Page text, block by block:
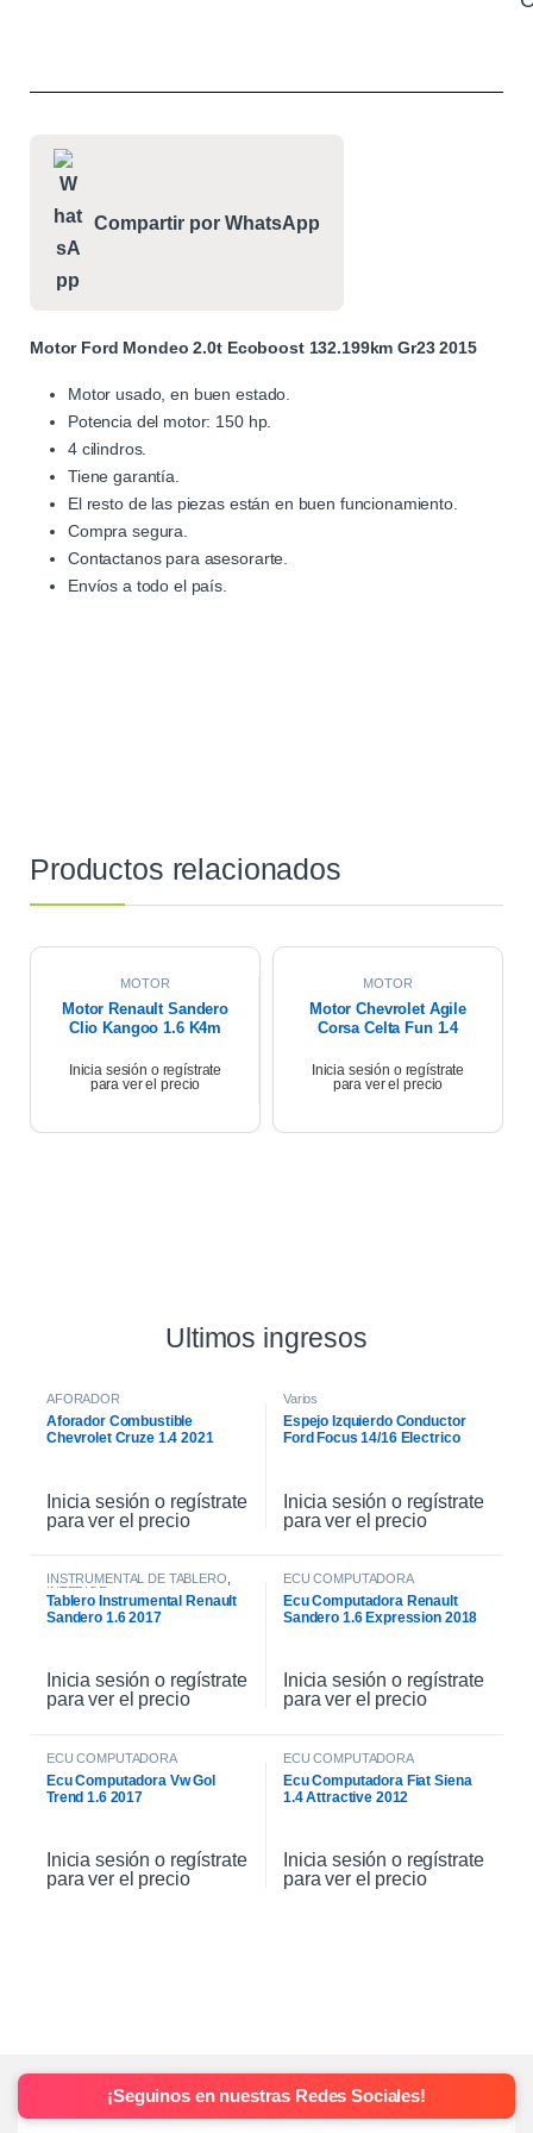
Compartir por WhatsApp
Motor Ford Mondeo 2.0t Ecoboost 132.199km Gr23 2015
Motor usado, en buen estado.
Potencia del motor: 150 hp.
4 cilindros.
Tiene garantía.
El resto de las piezas están en buen funcionamiento.
Compra segura.
Contactanos para asesorarte.
Envíos a todo el país.
Productos relacionados
MOTOR
Motor Renault Sandero
Clio Kangoo 1.6 K4m
Inicia sesión o regístrate
para ver el precio
MOTOR
Motor Chevrolet Agile
Corsa Celta Fun 1.4
Inicia sesión o regístrate
para ver el precio
Ultimos ingresos
AFORADOR
Aforador Combustible
Chevrolet Cruze 1.4 2021
Inicia sesión o regístrate
para ver el precio
Varios
Espejo Izquierdo Conductor
Ford Focus 14/16 Electrico
Inicia sesión o regístrate
para ver el precio
INSTRUMENTAL DE TABLERO
INTERIOR
Tablero Instrumental Renault
Sandero 1.6 2017
Inicia sesión o regístrate
para ver el precio
ECU COMPUTADORA
Ecu Computadora Renault
Sandero 1.6 Expression 2018
Inicia sesión o regístrate
para ver el precio
ECU COMPUTADORA
Ecu Computadora Vw Gol
Trend 1.6 2017
Inicia sesión o regístrate
para ver el precio
ECU COMPUTADORA
Ecu Computadora Fiat Siena
1.4 Attractive 2012
Inicia sesión o regístrate
para ver el precio
¡Seguinos en nuestras Redes Sociales!